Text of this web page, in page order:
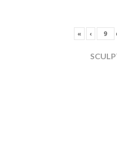
« ‹